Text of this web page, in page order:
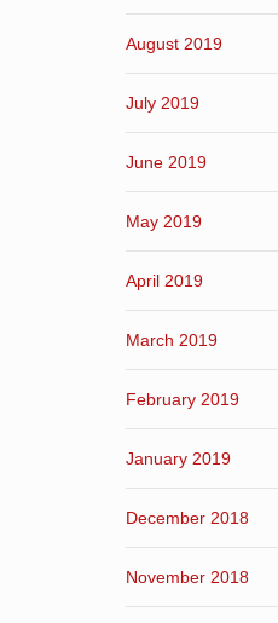
August 2019
July 2019
June 2019
May 2019
April 2019
March 2019
February 2019
January 2019
December 2018
November 2018